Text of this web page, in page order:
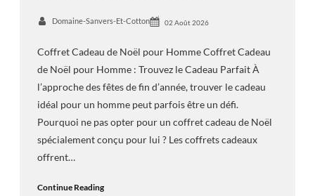
Domaine-Sanvers-Et-Cotton 02 Août 2026
Coffret Cadeau de Noël pour Homme Coffret Cadeau
de Noël pour Homme : Trouvez le Cadeau Parfait À
l’approche des fêtes de fin d’année, trouver le cadeau
idéal pour un homme peut parfois être un défi.
Pourquoi ne pas opter pour un coffret cadeau de Noël
spécialement conçu pour lui ? Les coffrets cadeaux
offrent…
Continue Reading